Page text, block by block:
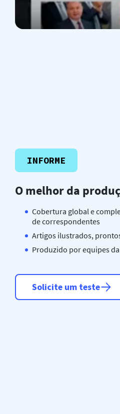
INFORME
O melhor da
Cobertura global e
de correspondentes
Artigos ilustrados,
Produzido por equipes da
Solicite um teste